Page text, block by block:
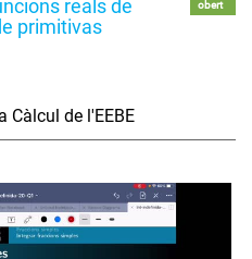
reals de
primitivas
obert
Càlcul de l'EEBE